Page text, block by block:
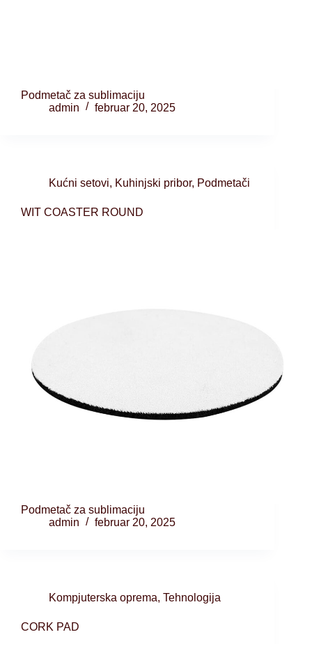
Podmetač za sublimaciju
admin
februar 20, 2025
Kućni setovi, Kuhinjski pribor, Podmetači
WIT COASTER ROUND
Podmetač za sublimaciju
admin
februar 20, 2025
Kompjuterska oprema, Tehnologija
CORK PAD